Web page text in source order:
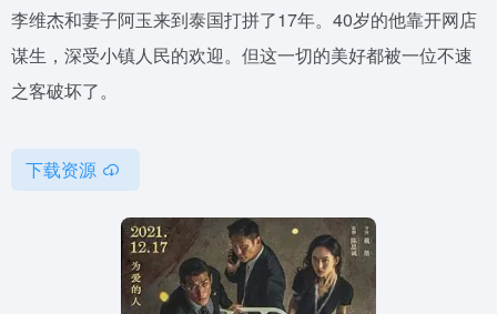
李维杰和妻子阿玉来到泰国打拼了17年。40岁的他靠开网店
谋生，深受小镇人民的欢迎。但这一切的美好都被一位不速
之客破坏了。
下载资源